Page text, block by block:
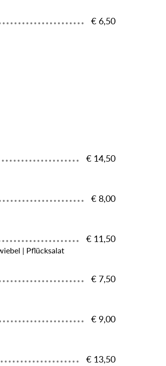
€ 6,50
€ 14,50
€ 8,00
€ 11,50
| Pflücksalat
€ 7,50
€ 9,00
€ 13,50